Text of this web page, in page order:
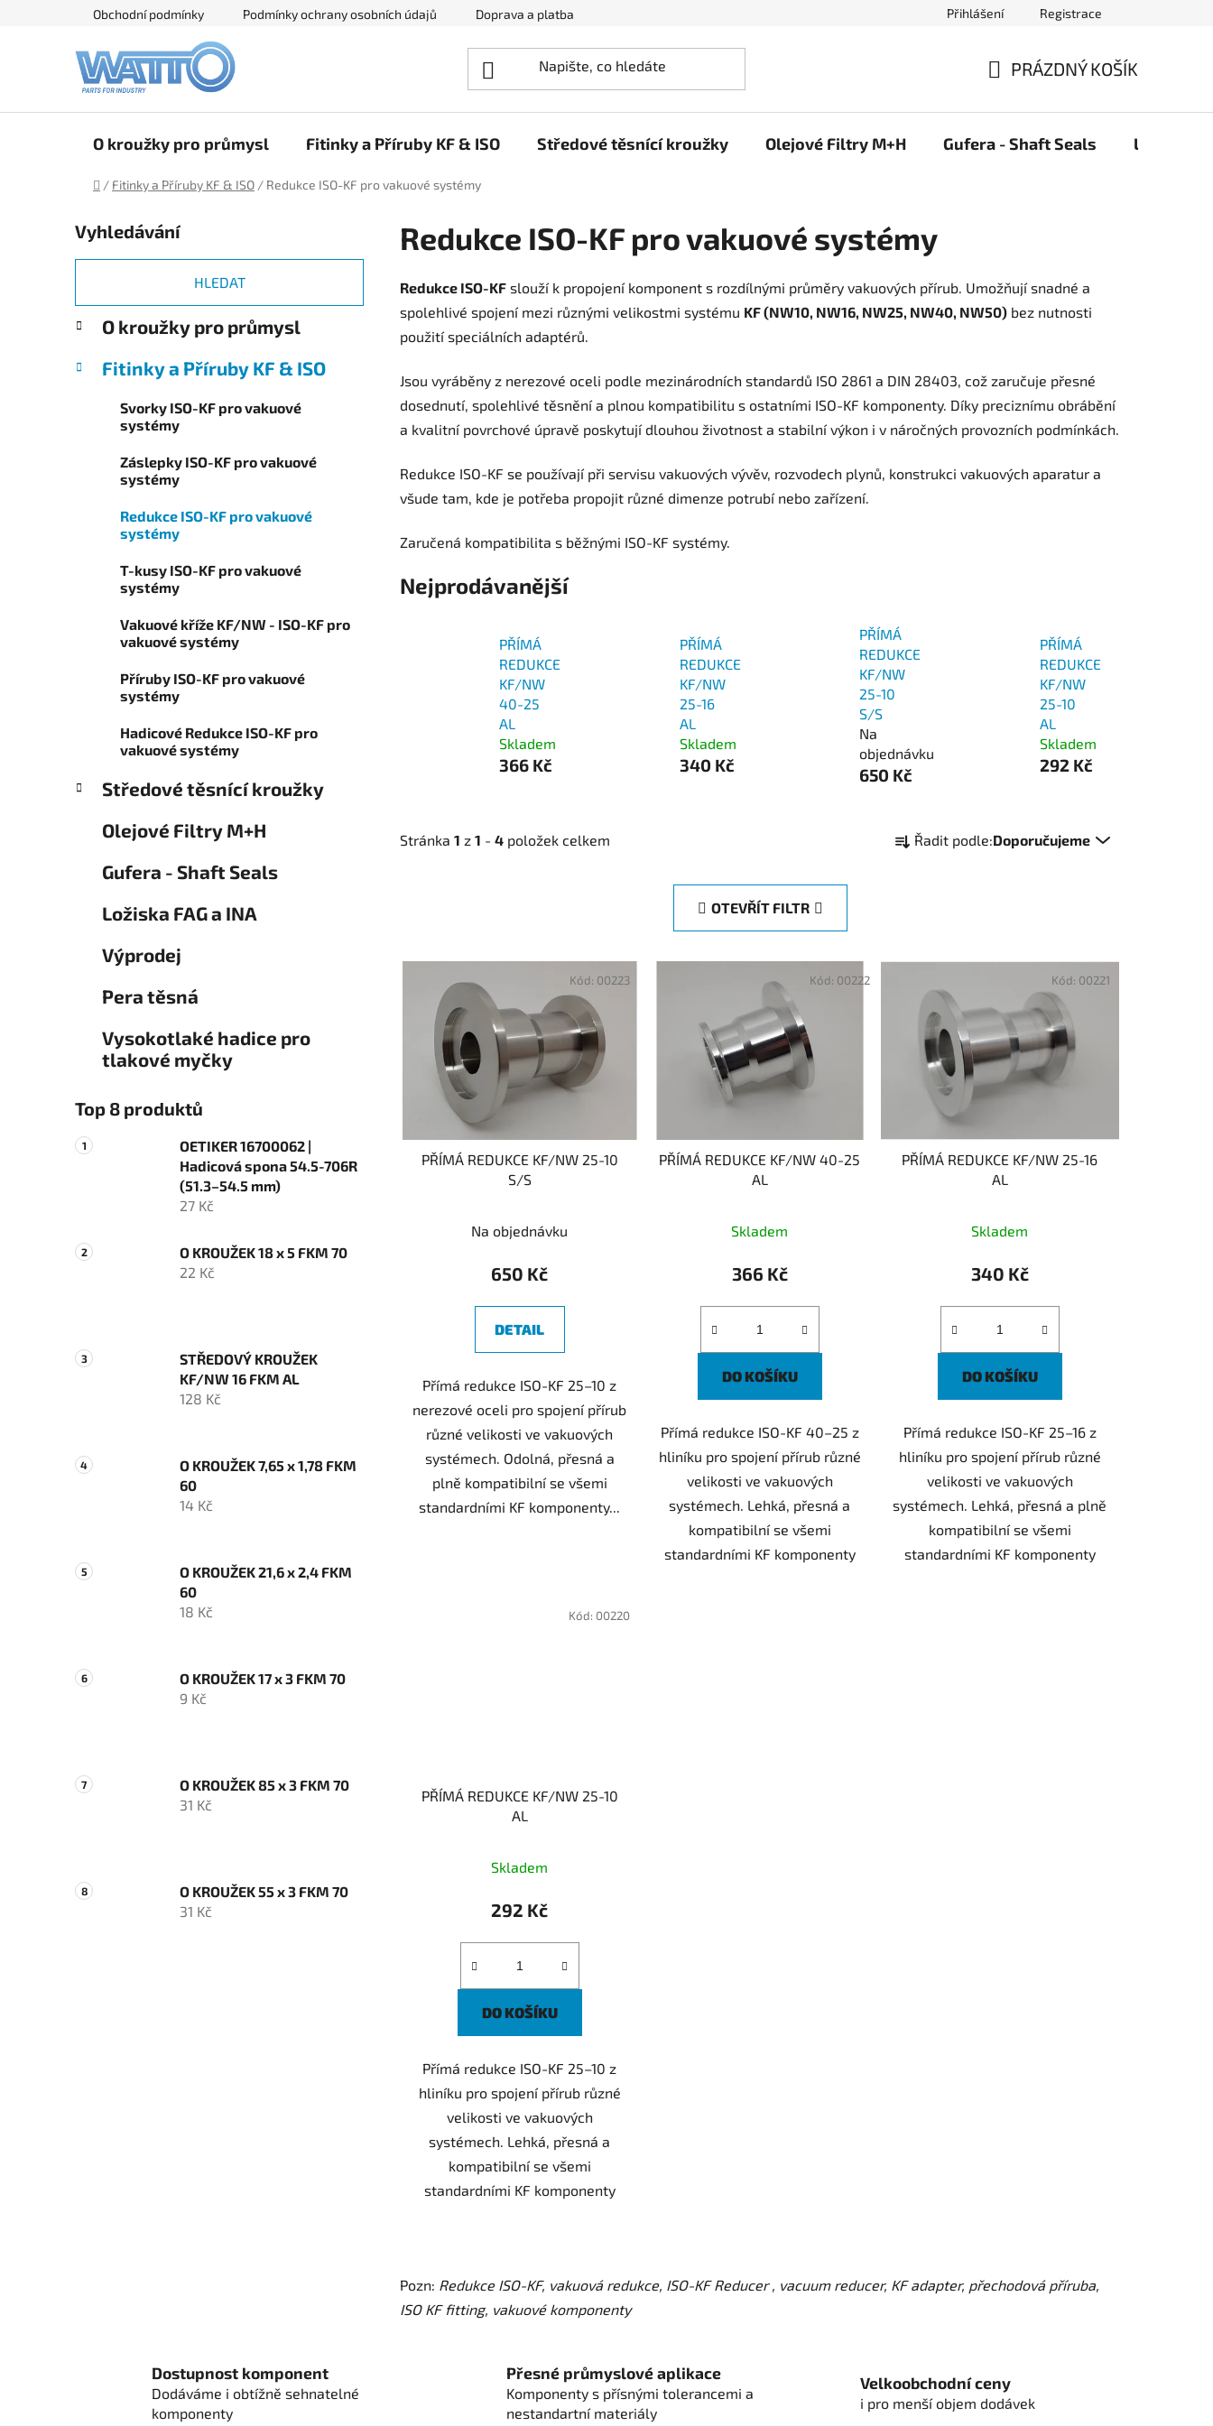
Obchodní podmínky Podmínky ochrany osobních údajů Doprava a platba Přihlášení Registrace
KOŠÍK
PRÁZDNÝ KOŠÍK
O kroužky pro průmysl Fitinky a Příruby KF & ISO Středové těsnící kroužky Olejové Filtry M+H Gufera - Shaft Seals Ložiska
Domů
/ Fitinky a Příruby KF & ISO / Redukce ISO-KF pro vakuové systémy
o
s
r
a
n
Vyhledávání
HLEDAT
kategorie
a
e
O kroužky pro průmysl
Fitinky a Příruby KF & ISO
Svorky ISO-KF pro vakuové
systémy
Záslepky ISO-KF pro vakuové
systémy
Redukce ISO-KF pro vakuové
systémy
T-kusy ISO-KF pro vakuové
systémy
Vakuové kříže KF/NW - ISO-KF pro
vakuové systémy
Příruby ISO-KF pro vakuové
systémy
Hadicové Redukce ISO-KF pro
vakuové systémy
Středové těsnící kroužky
Olejové Filtry M+H
Gufera - Shaft Seals
Ložiska FAG a INA
Výprodej
Pera těsná
Vysokotlaké hadice pro
tlakové myčky
Top 8 produktů
OETIKER 16700062 |
Hadicová spona 54.5-706R
(51.3–54.5 mm)
27 Kč
O KROUŽEK 18 x 5 FKM 70
22 Kč
STŘEDOVÝ KROUŽEK
KF/NW 16 FKM AL
128 Kč
O KROUŽEK 7,65 x 1,78 FKM
60
14 Kč
O KROUŽEK 21,6 x 2,4 FKM
60
18 Kč
O KROUŽEK 17 x 3 FKM 70
9 Kč
O KROUŽEK 85 x 3 FKM 70
31 Kč
O KROUŽEK 55 x 3 FKM 70
31 Kč
Redukce ISO-KF pro vakuové systémy
Redukce ISO-KF slouží k propojení komponent s rozdílnými průměry vakuových přírub. Umožňují snadné a
spolehlivé spojení mezi různými velikostmi systému KF (NW10, NW16, NW25, NW40, NW50) bez nutnosti
použití speciálních adaptérů.
Jsou vyráběny z nerezové oceli podle mezinárodních standardů ISO 2861 a DIN 28403, což zaručuje přesné
dosednutí, spolehlivé těsnění a plnou kompatibilitu s ostatními ISO-KF komponenty. Díky preciznímu obrábění
a kvalitní povrchové úpravě poskytují dlouhou životnost a stabilní výkon i v náročných provozních podmínkách.
Redukce ISO-KF se používají při servisu vakuových vývěv, rozvodech plynů, konstrukci vakuových aparatur a
všude tam, kde je potřeba propojit různé dimenze potrubí nebo zařízení.
Zaručená kompatibilita s běžnými ISO-KF systémy.
Nejprodávanější
PŘÍMÁ
REDUKCE
KF/NW
40-25
AL
Skladem
366 Kč
PŘÍMÁ
REDUKCE
KF/NW
25-16
AL
Skladem
340 Kč
PŘÍMÁ
REDUKCE
KF/NW
25-10
S/S
Na
objednávku
650 Kč
PŘÍMÁ
REDUKCE
KF/NW
25-10
AL
Skladem
292 Kč
Stránka 1 z 1 - 4 položek celkem
a
p
Řadit podle:Doporučujeme
OTEVŘÍT FILTR
V
PŘÍMÁ REDUKCE KF/NW 25-10
S/S
Na objednávku
650 Kč
DETAIL
Přímá redukce ISO-KF 25–10 z
nerezové oceli pro spojení přírub
různé velikosti ve vakuových
systémech. Odolná, přesná a
plně kompatibilní se všemi
standardními KF komponenty...
Kód: 00223
PŘÍMÁ REDUKCE KF/NW 40-25
AL
Skladem
366 Kč
DO KOŠÍKU
Přímá redukce ISO-KF 40–25 z
hliníku pro spojení přírub různé
velikosti ve vakuových
systémech. Lehká, přesná a
kompatibilní se všemi
standardními KF komponenty
Kód: 00222
PŘÍMÁ REDUKCE KF/NW 25-16
AL
Skladem
340 Kč
DO KOŠÍKU
Přímá redukce ISO-KF 25–16 z
hliníku pro spojení přírub různé
velikosti ve vakuových
systémech. Lehká, přesná a plně
kompatibilní se všemi
standardními KF komponenty
Kód: 00221
PŘÍMÁ REDUKCE KF/NW 25-10
AL
Skladem
292 Kč
DO KOŠÍKU
Přímá redukce ISO-KF 25–10 z
hliníku pro spojení přírub různé
velikosti ve vakuových
systémech. Lehká, přesná a
kompatibilní se všemi
standardními KF komponenty
Kód: 00220
l
Pozn: Redukce ISO-KF, vakuová redukce, ISO-KF Reducer , vacuum reducer, KF adapter, přechodová příruba,
ISO KF fitting, vakuové komponenty
Dostupnost komponent
Dodáváme i obtížně sehnatelné
komponenty
Přesné průmyslové aplikace
Komponenty s přísnými tolerancemi a
nestandartní materiály
Velkoobchodní ceny
i pro menší objem dodávek